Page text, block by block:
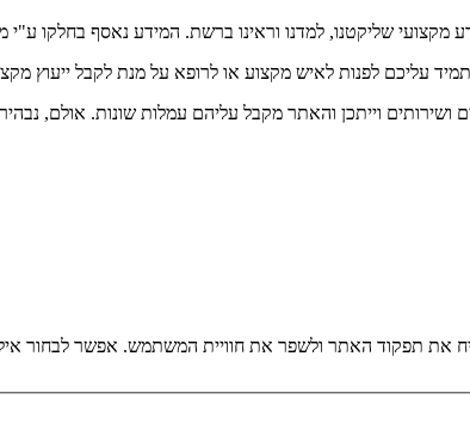
מקצועי שליקטנו, למדנו וראינו ברשת. המידע נאסף בחלקו
תמיד עליכם לפנות לאיש מקצוע או לרופא על מנת לקבל ייעוץ
ושירותים וייתכן והאתר מקבל עליהם עמלות שונות. אולם,
את תפקוד האתר ולשפר את חוויית המשתמש. אפשר לבחור אילו